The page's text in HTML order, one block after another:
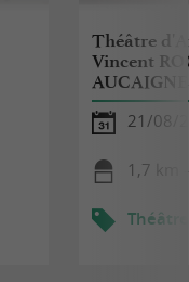
Théâtre
Vincent
AUCAIGNE
21/08/
1,7 km
Théâtre